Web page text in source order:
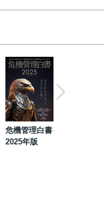
危機管理白書
2025年版